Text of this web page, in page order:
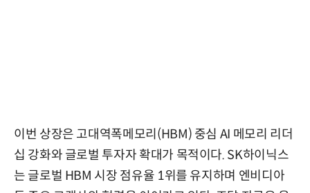
이번 상장은 고대역폭메모리(HBM) 중심 AI 메모리 리더
십 강화와 글로벌 투자자 확대가 목적이다. SK하이닉스
는 글로벌 HBM 시장 점유율 1위를 유지하며 엔비디아